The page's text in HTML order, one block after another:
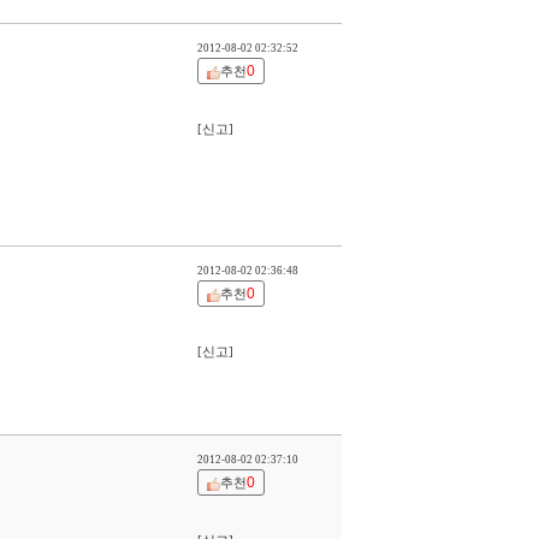
2012-08-02 02:32:52
추천0
[신고]
2012-08-02 02:36:48
추천0
[신고]
2012-08-02 02:37:10
추천0